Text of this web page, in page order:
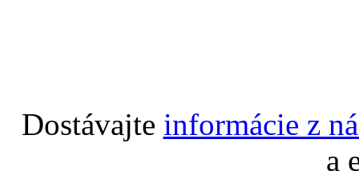
Dostávajte informácie z
a